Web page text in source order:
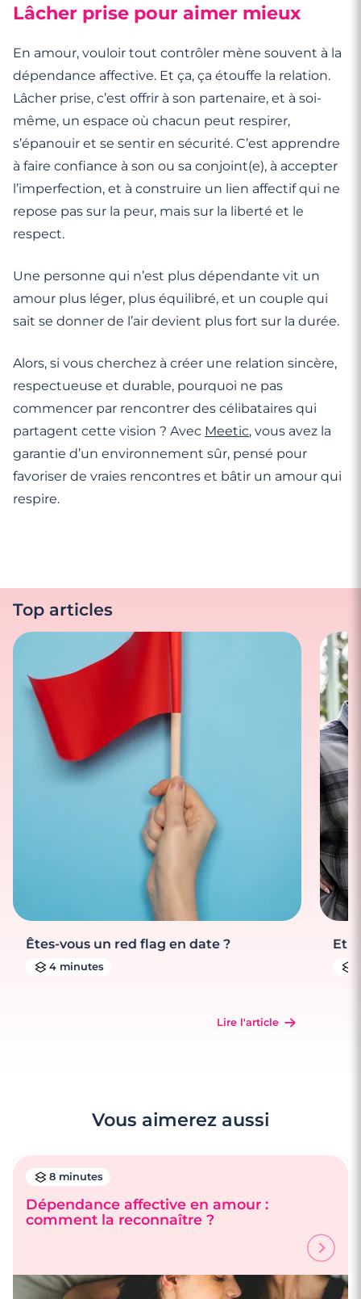
Lâcher prise pour aimer mieux
En amour, vouloir tout contrôler mène souvent à la
dépendance affective. Et ça, ça étouffe la relation.
Lâcher prise, c’est offrir à son partenaire, et à soi-
même, un espace où chacun peut respirer,
s’épanouir et se sentir en sécurité. C’est apprendre
à faire confiance à son ou sa conjoint(e), à accepter
l’imperfection, et à construire un lien affectif qui ne
repose pas sur la peur, mais sur la liberté et le
respect.
Une personne qui n’est plus dépendante vit un
amour plus léger, plus équilibré, et un couple qui
sait se donner de l’air devient plus fort sur la durée.
Alors, si vous cherchez à créer une relation sincère,
respectueuse et durable, pourquoi ne pas
commencer par rencontrer des célibataires qui
partagent cette vision ? Avec Meetic, vous avez la
garantie d’un environnement sûr, pensé pour
favoriser de vraies rencontres et bâtir un amour qui
respire.
Top articles
Êtes-vous un red flag en date ?
4 minutes
Lire l'article
Et
Vous aimerez aussi
8 minutes
Dépendance affective en amour :
comment la reconnaître ?